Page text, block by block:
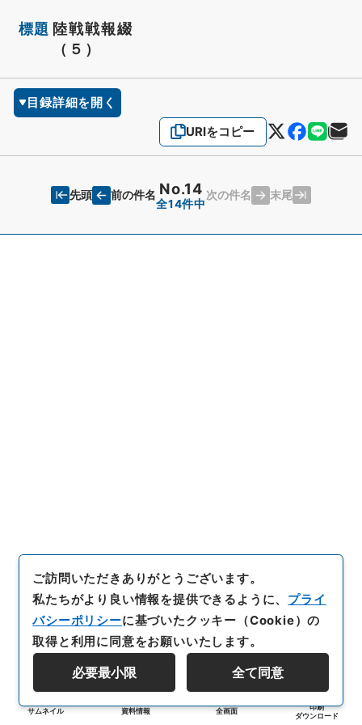
標題 陸戦戦報綴
（５）
目録詳細を開く
URIをコピー
先頭 前の件名 No.14
全14件中
次の件名 末尾
サムネイル 資料情報 全画面
印刷
ダウンロード
ご訪問いただきありがとうございます。
私たちがより良い情報を提供できるように、 プライ
バシーポリシーに基づいたクッキー（Cookie）の
取得と利用に同意をお願いいたします。
必要最小限 全て同意